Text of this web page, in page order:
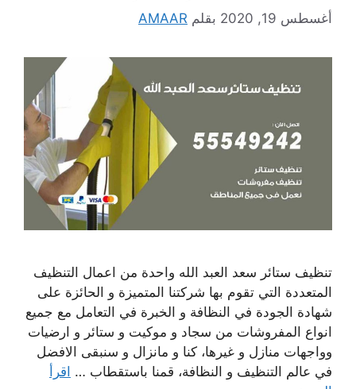
أغسطس 19, 2020 بقلم AMAAR
تنظيف ستائر سعد العبد الله واحدة من اعمال التنظيف
المتعددة التي تقوم بها شركتنا المتميزة و الحائزة على
شهادة الجودة في النظافة و الخبرة في التعامل مع جميع
انواع المفروشات من سجاد و موكيت و ستائر و ارضيات
وواجهات منازل و غيرها، كنا و مانزال و سنبقى الافضل
في عالم التنظيف و النظافة، قمنا باستقطاب … اقرأ